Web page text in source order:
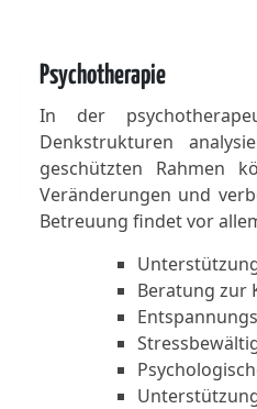
Psychotherapie
In der
Denkstrukturen
geschützten Rahmen
Veränderungen und
Betreuung findet vor
Beratung zur